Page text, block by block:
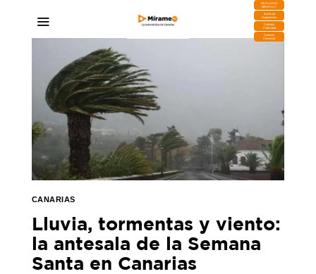
DESCARGA
MIRAPLAY
Buzón de
Sugerencias
Contratar
Publicidad
Contacto
Comercial
CANARIAS
Lluvia, tormentas y viento:
la antesala de la Semana
Santa en Canarias